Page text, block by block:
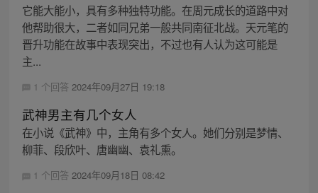
它能大能小，具有多种独特功能。在周元成长的道路中对
他帮助很大，二者如同兄弟一般共同南征北战。天元笔的
晋升功能在故事中表现突出，不过也有人认为这可能是
主...
1 个回答 2024年09月27日 19:18
武神男主有几个女人
在小说《武神》中，主角有多个女人。她们分别是梦情、
柳菲、段欣叶、唐幽幽、袁礼熏。
1 个回答 2024年09月18日 08:42